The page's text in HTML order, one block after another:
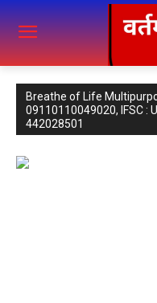
Breathe of Life
09110110049020, IFSC :
442028501